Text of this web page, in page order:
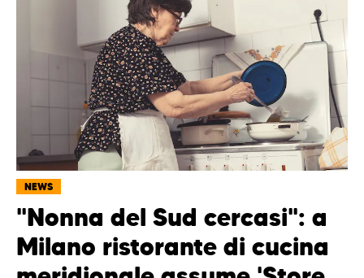
NEWS
"Nonna del Sud cercasi": a
Milano ristorante di cucina